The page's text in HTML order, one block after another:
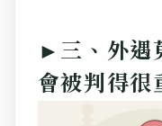
►三、外遇
會被判得很